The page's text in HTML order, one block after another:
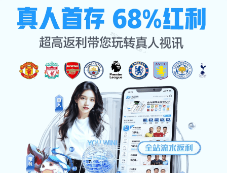
案例中心
首页 案例中心